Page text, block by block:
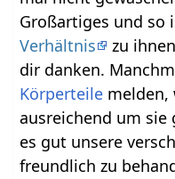
Großartiges und so
Verhältnis
zu
dir danken.
Körperteile melden,
ausreichend um
es gut unsere
freundlich zu